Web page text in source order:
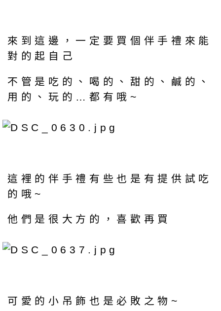
來到這邊，一定要買個伴手禮來能
對的起自己
不管是吃的、喝的、甜的、鹹的、
用的、玩的…都有哦~
這裡的伴手禮有些也是有提供試吃
的哦~
他們是很大方的，喜歡再買
可愛的小吊飾也是必敗之物~